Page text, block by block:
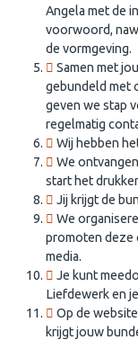
Angela met de
voorwoord,
de vormgeving.
Samen met
gebundeld met
geven we stap
regelmatig
Wij hebben
We
start het
Jij krijgt de
We
promoten deze
media.
Je kunt
Liefdewerk en
Op de
krijgt jouw